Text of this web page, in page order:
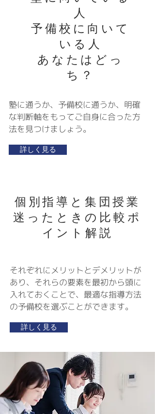
人
予備校に向いて
いる人
あなたはどっ
ち？
塾に通うか、予備校に通うか、明確
な判断軸をもってご自身に合った方
法を見つけましょう。
詳しく見る
個別指導と集団授業
​迷ったときの比較ポ
イント解説
それぞれにメリットとデメリットが
あり、それらの要素を最初から頭に
入れておくことで、最適な指導方法
の予備校を選ぶことができます。
詳しく見る